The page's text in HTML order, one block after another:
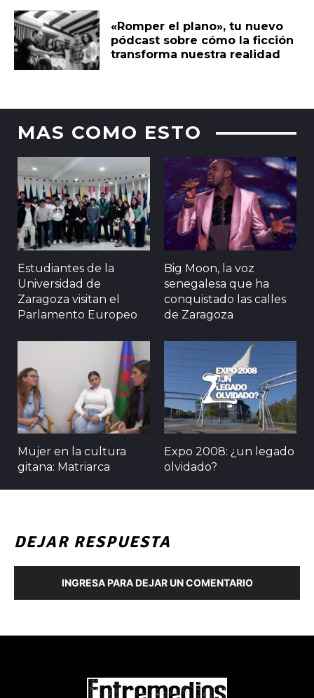
«Romper el plano», tu nuevo
pódcast sobre cómo la ficción
transforma nuestra realidad
MAS COMO ESTO
Estudiantes de la
Universidad de
Zaragoza visitan el
Parlamento Europeo
Big Moon, la voz
senegalesa que ha
conquistado las calles
de Zaragoza
Mujer en la cultura
gitana: Matriarca
Expo 2008: ¿un legado
olvidado?
DEJAR RESPUESTA
INGRESA PARA DEJAR UN COMENTARIO